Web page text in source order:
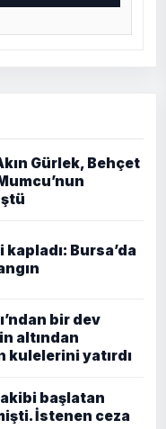
Gürlek, Behçet
Bursa’da
bir dev
altından
kulelerini yatırdı
başlatan
İstenen ceza